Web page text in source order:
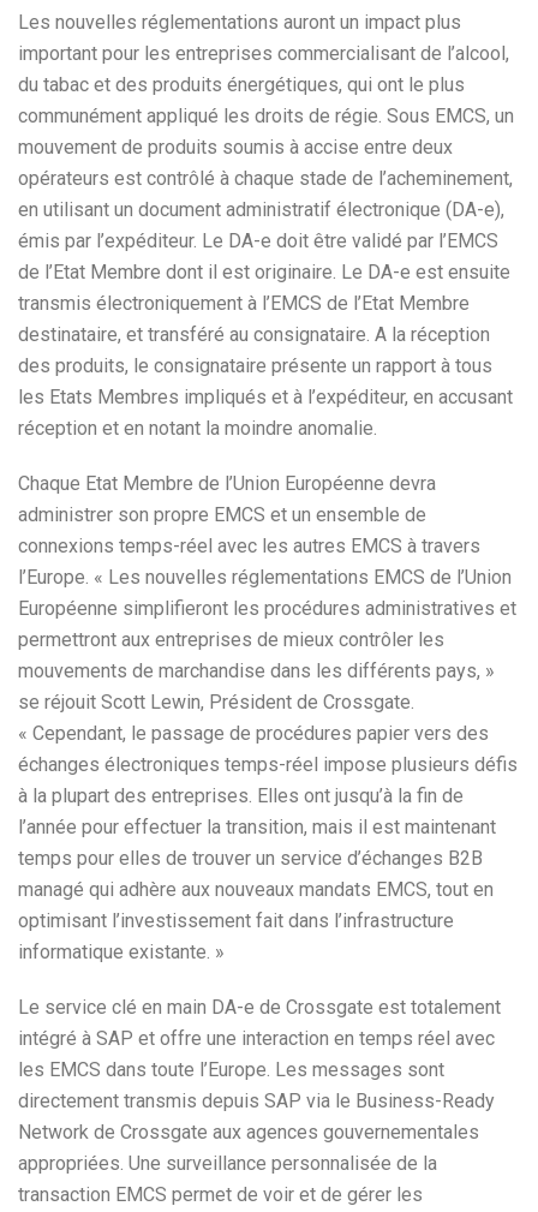
Les nouvelles réglementations auront un impact plus
important pour les entreprises commercialisant de l’alcool,
du tabac et des produits énergétiques, qui ont le plus
communément appliqué les droits de régie. Sous EMCS, un
mouvement de produits soumis à accise entre deux
opérateurs est contrôlé à chaque stade de l’acheminement,
en utilisant un document administratif électronique (DA-e),
émis par l’expéditeur. Le DA-e doit être validé par l’EMCS
de l’Etat Membre dont il est originaire. Le DA-e est ensuite
transmis électroniquement à l’EMCS de l’Etat Membre
destinataire, et transféré au consignataire. A la réception
des produits, le consignataire présente un rapport à tous
les Etats Membres impliqués et à l’expéditeur, en accusant
réception et en notant la moindre anomalie.
Chaque Etat Membre de l’Union Européenne devra
administrer son propre EMCS et un ensemble de
connexions temps-réel avec les autres EMCS à travers
l’Europe. « Les nouvelles réglementations EMCS de l’Union
Européenne simplifieront les procédures administratives et
permettront aux entreprises de mieux contrôler les
mouvements de marchandise dans les différents pays, »
se réjouit Scott Lewin, Président de Crossgate.
« Cependant, le passage de procédures papier vers des
échanges électroniques temps-réel impose plusieurs défis
à la plupart des entreprises. Elles ont jusqu’à la fin de
l’année pour effectuer la transition, mais il est maintenant
temps pour elles de trouver un service d’échanges B2B
managé qui adhère aux nouveaux mandats EMCS, tout en
optimisant l’investissement fait dans l’infrastructure
informatique existante. »
Le service clé en main DA-e de Crossgate est totalement
intégré à SAP et offre une interaction en temps réel avec
les EMCS dans toute l’Europe. Les messages sont
directement transmis depuis SAP via le Business-Ready
Network de Crossgate aux agences gouvernementales
appropriées. Une surveillance personnalisée de la
transaction EMCS permet de voir et de gérer les